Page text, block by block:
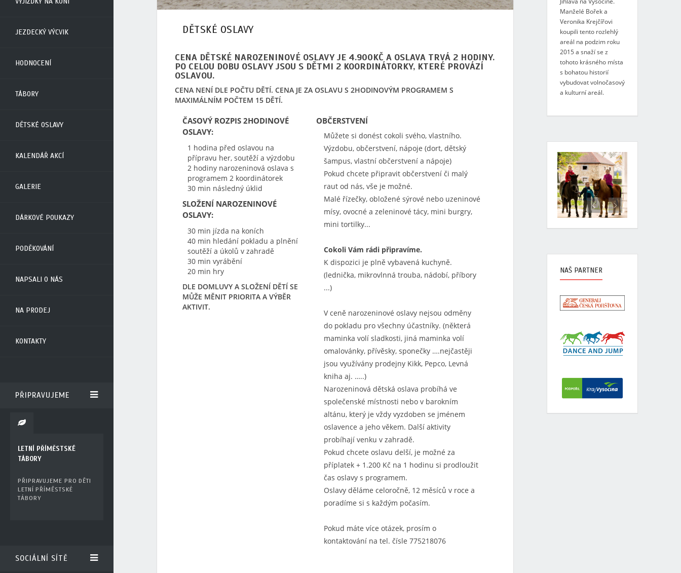
JEZDECKÝ VÝCVIK
HODNOCENÍ
TÁBORY
DĚTSKÉ OSLAVY
KALENDÁŘ AKCÍ
GALERIE
DÁRKOVÉ POUKAZY
PODĚKOVÁNÍ
NAPSALI O NÁS
NA PRODEJ
KONTAKTY
PŘIPRAVUJEME
LETNÍ PŘÍMĚSTSKÉ
TÁBORY
PŘIPRAVUJEME PRO DĚTI
LETNÍ PŘÍMĚSTSKÉ
TÁBORY
SOCIÁLNÍ SÍTĚ
DĚTSKÉ OSLAVY
CENA DĚTSKÉ NAROZENINOVÉ OSLAVY JE 4.900KČ A OSLAVA TRVÁ 2 HODINY.
PO CELOU DOBU OSLAVY JSOU S DĚTMI 2 KOORDINÁTORKY, KTERÉ PROVÁZÍ
OSLAVOU.
CENA NENÍ DLE POČTU DĚTÍ. CENA JE ZA OSLAVU S 2HODINOVÝM PROGRAMEM S
MAXIMÁLNÍM POČTEM 15 DĚTÍ.
ČASOVÝ ROZPIS 2HODINOVÉ
OSLAVY:
1 hodina před oslavou na
přípravu her, soutěží a výzdobu
2 hodiny narozeninová oslava s
programem 2 koordinátorek
30 min následný úklid
SLOŽENÍ NAROZENINOVÉ
OSLAVY:
30 min jízda na koních
40 min hledání pokladu a plnění
soutěží a úkolů v zahradě
30 min vyrábění
20 min hry
DLE DOMLUVY A SLOŽENÍ DĚTÍ SE
MŮŽE MĚNIT PRIORITA A VÝBĚR
AKTIVIT.
OBČERSTVENÍ
Můžete si donést cokoli svého, vlastního.
Výzdobu, občerstvení, nápoje (dort, dětský
šampus, vlastní občerstvení a nápoje)
Pokud chcete připravit občerstvení či malý
raut od nás, vše je možné.
Malé řízečky, obložené sýrové nebo uzeninové
mísy, ovocné a zeleninové tácy, mini burgry,
mini tortilky...
Cokoli Vám rádi připravíme.
K dispozici je plně vybavená kuchyně.
(lednička, mikrovlnná trouba, nádobí, příbory
...)
V ceně narozeninové oslavy nejsou odměny
do pokladu pro všechny účastníky. (některá
maminka volí sladkosti, jiná maminka volí
omalovánky, přívěsky, sponečky ….nejčastěji
jsou využívány prodejny Kikk, Pepco, Levná
kniha aj. …..)
Narozeninová dětská oslava probíhá ve
společenské místnosti nebo v barokním
altánu, který je vždy vyzdoben se jménem
oslavence a jeho věkem. Další aktivity
probíhají venku v zahradě.
Pokud chcete oslavu delší, je možné za
příplatek + 1.200 Kč na 1 hodinu si prodloužit
čas oslavy s programem.
Oslavy děláme celoročně, 12 měsíců v roce a
poradíme si s každým počasím.
Pokud máte více otázek, prosím o
kontaktování na tel. čísle 775218076
Manželé Bořek a
Veronika Krejčířovi
koupili tento rozlehlý
areál na podzim roku
2015 a snaží se z
tohoto krásného místa
s bohatou historií
vybudovat volnočasový
a kulturní areál.
NAŠ PARTNER